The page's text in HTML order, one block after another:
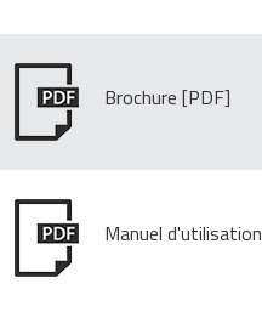
Brochure
Manuel d'utilisation